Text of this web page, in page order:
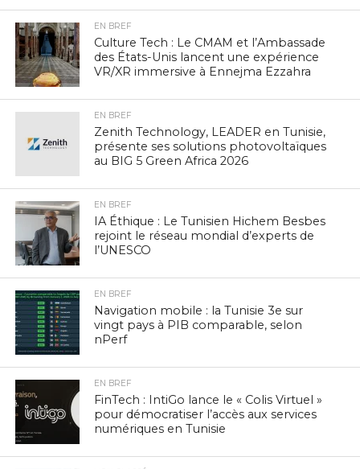
EN BREF
Culture Tech : Le CMAM et l’Ambassade
des États-Unis lancent une expérience
VR/XR immersive à Ennejma Ezzahra
EN BREF
Zenith Technology, LEADER en Tunisie,
présente ses solutions photovoltaïques
au BIG 5 Green Africa 2026
EN BREF
IA Éthique : Le Tunisien Hichem Besbes
rejoint le réseau mondial d’experts de
l’UNESCO
EN BREF
Navigation mobile : la Tunisie 3e sur
vingt pays à PIB comparable, selon
nPerf
EN BREF
FinTech : IntiGo lance le « Colis Virtuel »
pour démocratiser l’accès aux services
numériques en Tunisie